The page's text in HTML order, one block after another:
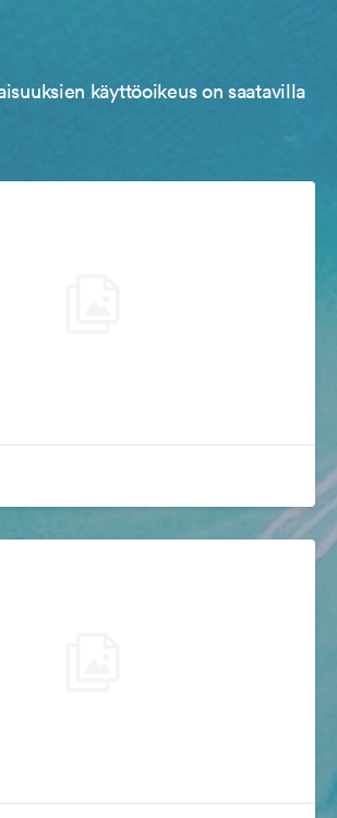
käyttöoikeus on saatavilla